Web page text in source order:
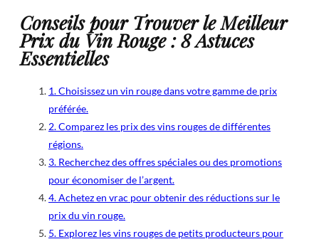
Conseils pour Trouver le Meilleur
Prix du Vin Rouge : 8 Astuces
Essentielles
1. Choisissez un vin rouge dans votre gamme de prix
préférée.
2. Comparez les prix des vins rouges de différentes
régions.
3. Recherchez des offres spéciales ou des promotions
pour économiser de l’argent.
4. Achetez en vrac pour obtenir des réductions sur le
prix du vin rouge.
5. Explorez les vins rouges de petits producteurs pour